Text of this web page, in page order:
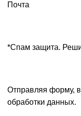
Почта
*Спам защита.
Отправляя форму,
обработки данных.